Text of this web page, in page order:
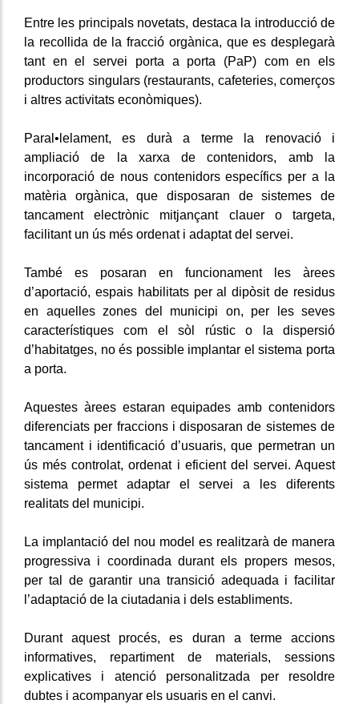
Entre les principals novetats, destaca la introducció de
la recollida de la fracció orgànica, que es desplegarà
tant en el servei porta a porta (PaP) com en els
productors singulars (restaurants, cafeteries, comerços
i altres activitats econòmiques).
Paral•lelament, es durà a terme la renovació i
ampliació de la xarxa de contenidors, amb la
incorporació de nous contenidors específics per a la
matèria orgànica, que disposaran de sistemes de
tancament electrònic mitjançant clauer o targeta,
facilitant un ús més ordenat i adaptat del servei.
També es posaran en funcionament les àrees
d’aportació, espais habilitats per al dipòsit de residus
en aquelles zones del municipi on, per les seves
característiques com el sòl rústic o la dispersió
d’habitatges, no és possible implantar el sistema porta
a porta.
Aquestes àrees estaran equipades amb contenidors
diferenciats per fraccions i disposaran de sistemes de
tancament i identificació d’usuaris, que permetran un
ús més controlat, ordenat i eficient del servei. Aquest
sistema permet adaptar el servei a les diferents
realitats del municipi.
La implantació del nou model es realitzarà de manera
progressiva i coordinada durant els propers mesos,
per tal de garantir una transició adequada i facilitar
l’adaptació de la ciutadania i dels establiments.
Durant aquest procés, es duran a terme accions
informatives, repartiment de materials, sessions
explicatives i atenció personalitzada per resoldre
dubtes i acompanyar els usuaris en el canvi.